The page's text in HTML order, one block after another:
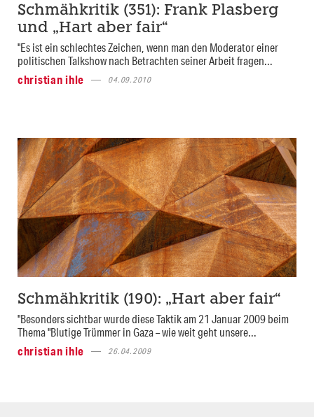
Schmähkritik (351): Frank Plasberg
und „Hart aber fair“
"Es ist ein schlechtes Zeichen, wenn man den Moderator einer
politischen Talkshow nach Betrachten seiner Arbeit fragen...
christian ihle
04.09.2010
Schmähkritik (190): „Hart aber fair“
"Besonders sichtbar wurde diese Taktik am 21 Januar 2009 beim
Thema "Blutige Trümmer in Gaza – wie weit geht unsere...
christian ihle
26.04.2009